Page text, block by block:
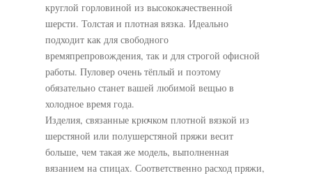
круглой горловиной из высококачественной
шерсти. Толстая и плотная вязка. Идеально
подходит как для свободного
времяпрепровождения, так и для строгой офисной
работы. Пуловер очень тёплый и поэтому
обязательно станет вашей любимой вещью в
холодное время года.
Изделия, связанные крючком плотной вязкой из
шерстяной или полушерстяной пряжи весит
больше, чем такая же модель, выполненная
вязанием на спицах. Соответственно расход пряжи,